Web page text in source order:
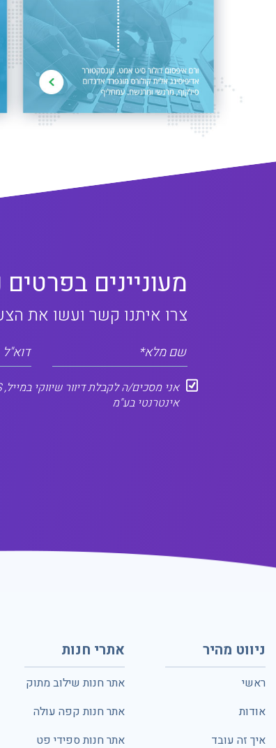
מעוניינים
צרו איתנו קשר ועשו את
שם מלא* דוא"ל
אינטרנטי בע"מ
ניווט מהיר
ראשי
אודות
איך זה עובד
אתרי חנות
אתר חנות שילוב מתוק
אתר חנות קפה עולה
אתר חנות ספידי פט